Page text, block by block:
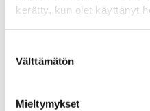
kerätty, kun olet käyttänyt
valinta
Välttämätön
Mieltymykset
Jääkiekkomuseon